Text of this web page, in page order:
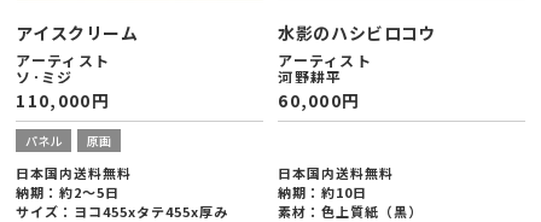
アイスクリーム
アーティスト
ソ･ミジ
110,000円
パネル 原画
日本国内送料無料
納期：約2～5日
サイズ：ヨコ455xタテ455x厚み
水影のハシビロコウ
アーティスト
河野耕平
60,000円
日本国内送料無料
納期：約10日
素材：色上質紙（黒）